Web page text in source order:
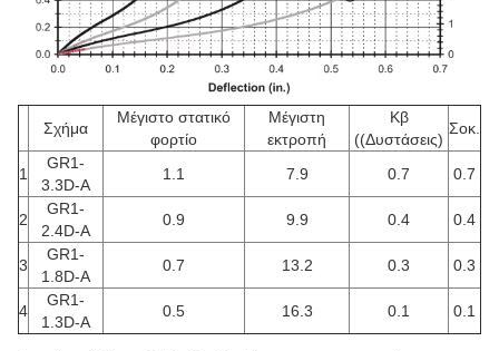
Σχήμα
Μέγιστο στατικό
φορτίο
Μέγιστη
εκτροπή
Κβ
((Δυστάσεις)
Σοκ.
1
GR1-
3.3D-A
1.1 7.9 0.7 0.7
2
GR1-
2.4D-A
0.9 9.9 0.4 0.4
3
GR1-
1.8D-A
0.7 13.2 0.3 0.3
4
GR1-
1.3D-A
0.5 16.3 0.1 0.1